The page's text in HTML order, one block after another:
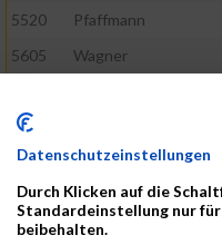
5520 Pfaffmann
5605
Wagner
5571
5601
Verclas
5368
Böhm
5531
Rieger
Datenschutzeinstellungen
Durch Klicken auf die
Standardeinstellung nur
beibehalten.